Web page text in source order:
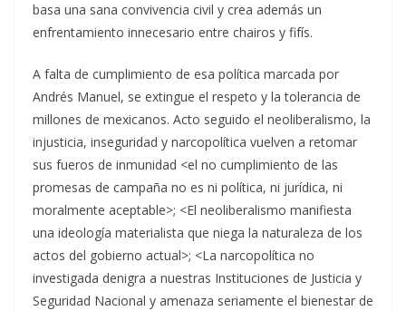
basa una sana convivencia civil y crea además un
enfrentamiento innecesario entre chairos y fifís.
A falta de cumplimiento de esa política marcada por
Andrés Manuel, se extingue el respeto y la tolerancia de
millones de mexicanos. Acto seguido el neoliberalismo, la
injusticia, inseguridad y narcopolítica vuelven a retomar
sus fueros de inmunidad <el no cumplimiento de las
promesas de campaña no es ni política, ni jurídica, ni
moralmente aceptable>; <El neoliberalismo manifiesta
una ideología materialista que niega la naturaleza de los
actos del gobierno actual>; <La narcopolítica no
investigada denigra a nuestras Instituciones de Justicia y
Seguridad Nacional y amenaza seriamente el bienestar de